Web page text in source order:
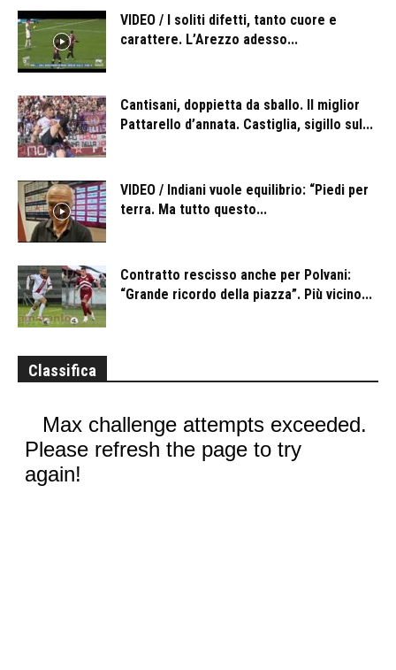
VIDEO / I soliti difetti, tanto cuore e
carattere. L’Arezzo adesso...
Cantisani, doppietta da sballo. Il miglior
Pattarello d’annata. Castiglia, sigillo sul...
VIDEO / Indiani vuole equilibrio: “Piedi per
terra. Ma tutto questo...
Contratto rescisso anche per Polvani:
“Grande ricordo della piazza”. Più vicino...
Classifica